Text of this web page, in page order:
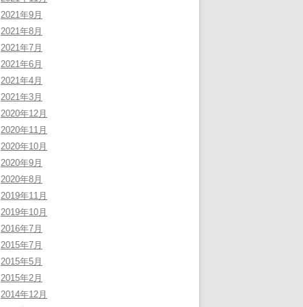
2021年9月
2021年8月
2021年7月
2021年6月
2021年4月
2021年3月
2020年12月
2020年11月
2020年10月
2020年9月
2020年8月
2019年11月
2019年10月
2016年7月
2015年7月
2015年5月
2015年2月
2014年12月